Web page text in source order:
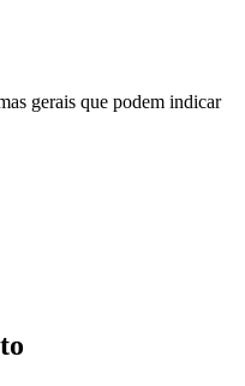
gerais que podem indicar